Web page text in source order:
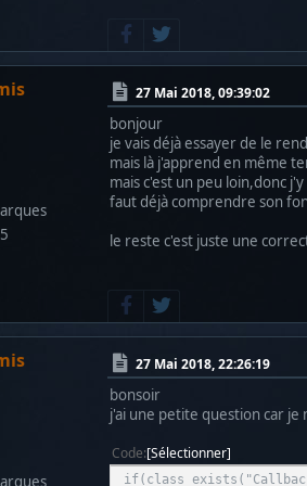
27 Mai 2018, 09:39:02
bonjour
je vais déjà essayer de le
mais là j'apprend en même
mais c'est un peu loin,donc
faut déjà comprendre son
le reste c'est juste une
27 Mai 2018, 22:26:19
bonsoir
j'ai une petite question car
Code Sélectionner